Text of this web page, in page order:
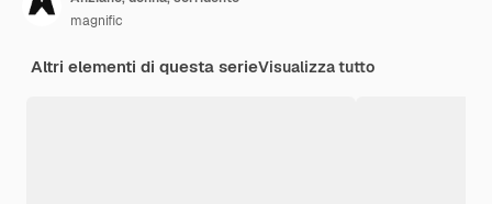
magnific
Altri elementi di questa serieVisualizza tutto